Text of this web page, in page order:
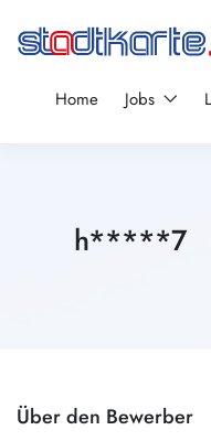
Home Jobs
h*****7
Über den Bewerber